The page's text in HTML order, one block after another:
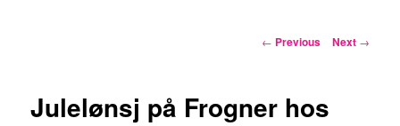
Post
← Previous Next →
Julelønsj på Frogner hos